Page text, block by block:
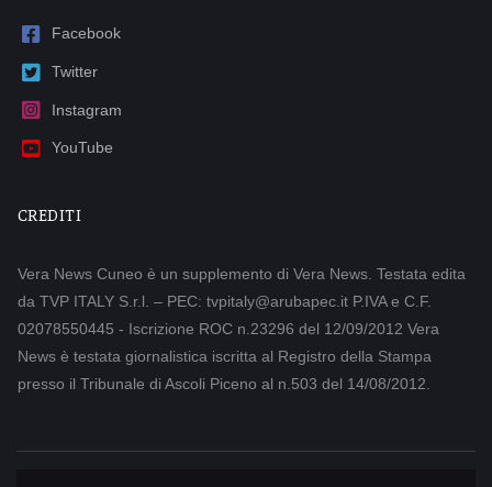
Facebook
Twitter
Instagram
YouTube
CREDITI
Vera News Cuneo è un supplemento di Vera News. Testata edita
da TVP ITALY S.r.l. – PEC: tvpitaly@arubapec.it P.IVA e C.F.
02078550445 - Iscrizione ROC n.23296 del 12/09/2012 Vera
News è testata giornalistica iscritta al Registro della Stampa
presso il Tribunale di Ascoli Piceno al n.503 del 14/08/2012.